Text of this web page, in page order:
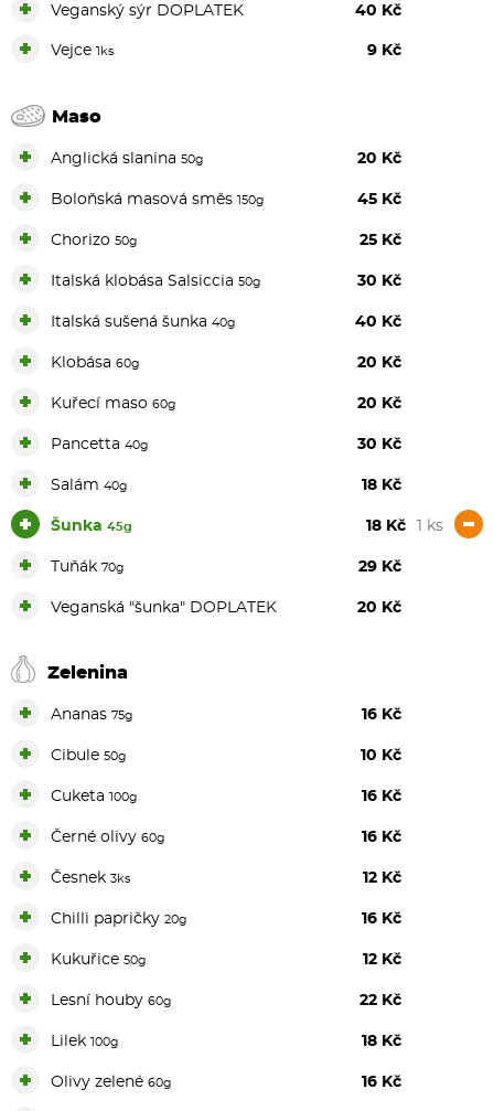
Veganský sýr DOPLATEK 40 Kč
Vejce 1ks 9 Kč
Maso
Anglická slanina 50g 20 Kč
Boloňská masová směs 150g 45 Kč
Chorizo 50g 25 Kč
Italská klobása Salsiccia 50g 30 Kč
Italská sušená šunka 40g 40 Kč
Klobása 60g 20 Kč
Kuřecí maso 60g 20 Kč
Pancetta 40g 30 Kč
Salám 40g 18 Kč
+ Šunka 45g 18 Kč 1 ks -
Tuňák 70g 29 Kč
Veganská "šunka" DOPLATEK 20 Kč
Zelenina
Ananas 75g 16 Kč
Cibule 50g 10 Kč
Cuketa 100g 16 Kč
Černé olivy 60g 16 Kč
Česnek 3ks 12 Kč
Chilli papričky 20g 16 Kč
Kukuřice 50g 12 Kč
Lesní houby 60g 22 Kč
Lilek 100g 18 Kč
Olivy zelené 60g 16 Kč